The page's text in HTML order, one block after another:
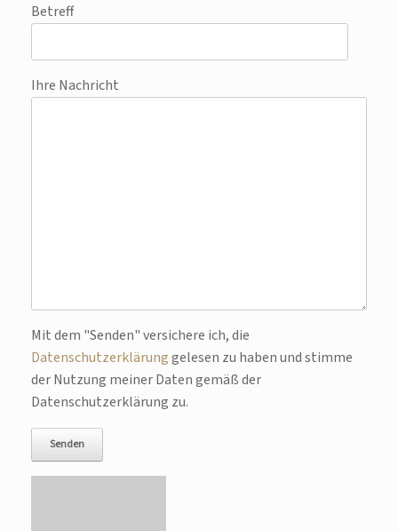
Betreff
Ihre Nachricht
Bitte lasse dieses Feld leer.
Mit dem "Senden" versichere ich, die
Datenschutzerklärunggelesen zu haben und stimme
der Nutzung meiner Daten gemäß der
Datenschutzerklärung zu.